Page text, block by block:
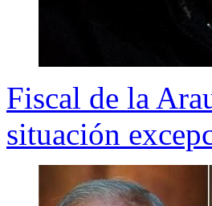
Fiscal de la
situación